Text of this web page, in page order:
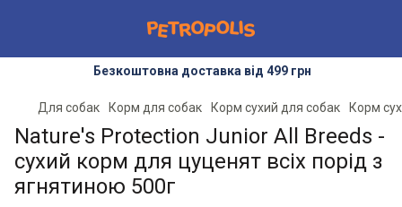
Безкоштовна доставка від 499 грн
Для собак Корм для собак Корм сухий для собак Корм
Nature's Protection Junior All Breeds -
сухий корм для цуценят всіх порід з
ягнятиною 500г